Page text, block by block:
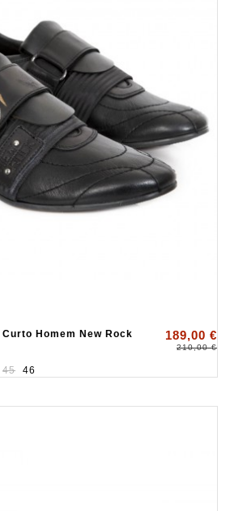
Homem New Rock
189,00 €
210,00 €
45 46